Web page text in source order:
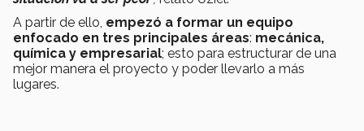
A partir de ello, empezó a formar un equipo
enfocado en tres principales áreas: mecánica,
química y empresarial; esto para estructurar de una
mejor manera el proyecto y poder llevarlo a más
lugares.